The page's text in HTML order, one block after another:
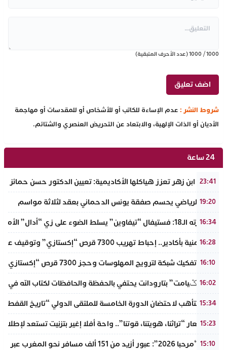
1000
/
1000(عدد الأحرف المتبقية)
شروط النشر : عدم الإساءة للكاتب أو للأشخاص أو للمقدسات أو مهاجمة
الأديان أو الذات الإلهية، والابتعاد عن التحريض العنصري والشتائم.
24 ساعة
23:41
جامعة ابن زهر تعزز هياكلها الأكاديمية: تعيين الدكتور حسن حمائز
19:20
الرجاء الرياضي يحسم صفقة يونس الدحماني بعقد لثلاثة مواسم
16:34
في دورته الـ18: فستيفال “تيفاوين” يسلط الضوء على زي “أدال” الأمازيغي ويكرم رائدات التطريز والتصميم بالـأطلس الصغير
16:28
ضربة أمنية بأكادير.. إحباط تهريب 7300 قرص “إكستازي” وتوقيف عنصرين من ذوي السوابق
16:10
أكادير: تفكيك شبكة لترويج المهلوسات وحجز 7300 قرص “إكستازي” بين يت ملول والدشيرة
16:02
دوار “تݣيامت” بتارودانت يحتفي بالحفظة والحافظات لكتاب الله في
15:34
أكادير تتأهب لاحتضان الدورة الخامسة للملتقى الدولي “تاريخ
15:23
تحت شعار “تراثنا، هويتنا، قوتنا”.. واحة أفلا إغير بتزنيت تستعد
15:10
عملية “مرحبا 2026”: عبور أزيد من 151 ألف مسافر نحو المغرب عبر مينائي الجزيرة الخضراء وطريفة خلال 4 أيام